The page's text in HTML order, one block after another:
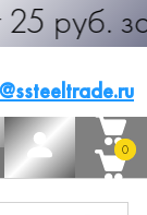
м.п.
0
0